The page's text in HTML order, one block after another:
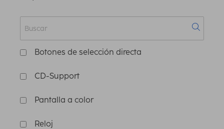
Botones de selección directa
CD-Support
Pantalla a color
Reloj